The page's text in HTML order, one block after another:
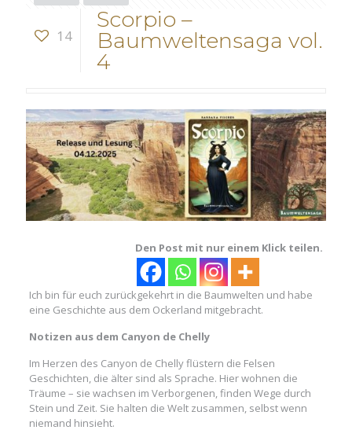
14
Scorpio –
Baumweltensaga vol.
4
Den Post mit nur einem Klick teilen.
Ich bin für euch zurückgekehrt in die Baumwelten und habe
eine Geschichte aus dem Ockerland mitgebracht.
Notizen aus dem Canyon de Chelly
Im Herzen des Canyon de Chelly flüstern die Felsen
Geschichten, die älter sind als Sprache. Hier wohnen die
Träume – sie wachsen im Verborgenen, finden Wege durch
Stein und Zeit. Sie halten die Welt zusammen, selbst wenn
niemand hinsieht.